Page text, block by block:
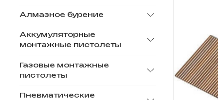
Алмазное бурение
Аккумуляторные
монтажные пистолеты
Газовые монтажные
пистолеты
Пневматические